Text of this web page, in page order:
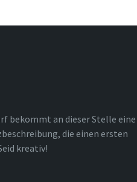
bekommt an dieser Stelle eine
die einen ersten
kreativ!